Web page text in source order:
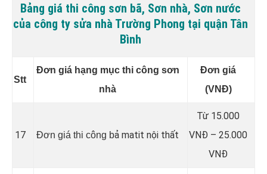
Bảng giá thi công sơn bã, Sơn nhà, Sơn nước
của công ty sửa nhà Trường Phong tại quận Tân
Bình
Stt
Đơn giá hạng mục thi công sơn
nhà
Đơn giá
(VNĐ)
17 Đơn giá thi công bả matit nội thất
Từ 15.000
VNĐ – 25.000
VNĐ